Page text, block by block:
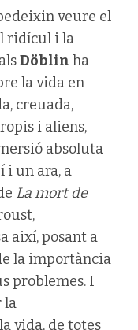
veure el
ridícul i la
Döblin ha
la vida en
creuada,
i aliens,
absoluta
i un ara, a
La mort de
així, posant a
la importància
problemes. I
la
vida, de totes